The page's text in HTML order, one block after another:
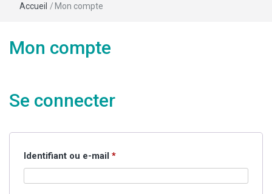
Accueil /Mon compte
Mon compte
Se connecter
Identifiant ou e-mail *Obligatoire